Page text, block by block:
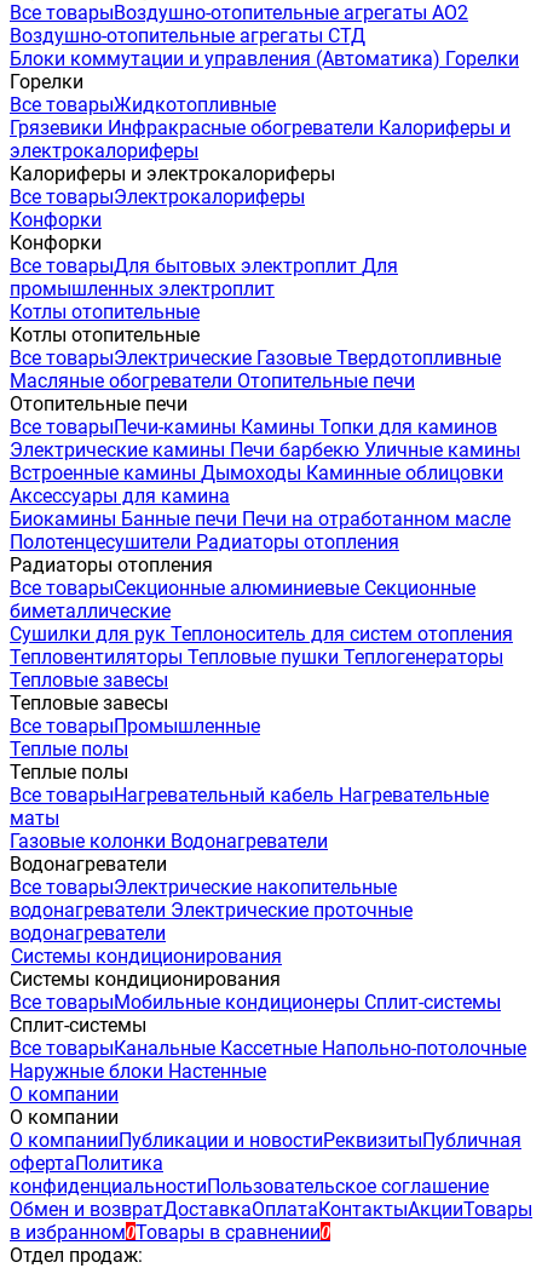
Все товарыВоздушно-отопительные агрегаты АО2
Воздушно-отопительные агрегаты СТД
Блоки коммутации и управления (Автоматика) Горелки
Горелки
Все товарыЖидкотопливные
Грязевики Инфракрасные обогреватели Калориферы и
электрокалориферы
Калориферы и электрокалориферы
Все товарыЭлектрокалориферы
Конфорки
Конфорки
Все товарыДля бытовых электроплит Для
промышленных электроплит
Котлы отопительные
Котлы отопительные
Все товарыЭлектрические Газовые Твердотопливные
Масляные обогреватели Отопительные печи
Отопительные печи
Все товарыПечи-камины Камины Топки для каминов
Электрические камины Печи барбекю Уличные камины
Встроенные камины Дымоходы Каминные облицовки
Аксессуары для камина
Биокамины Банные печи Печи на отработанном масле
Полотенцесушители Радиаторы отопления
Радиаторы отопления
Все товарыСекционные алюминиевые Секционные
биметаллические
Сушилки для рук Теплоноситель для систем отопления
Тепловентиляторы Тепловые пушки Теплогенераторы
Тепловые завесы
Тепловые завесы
Все товарыПромышленные
Теплые полы
Теплые полы
Все товарыНагревательный кабель Нагревательные
маты
Газовые колонки Водонагреватели
Водонагреватели
Все товарыЭлектрические накопительные
водонагреватели Электрические проточные
водонагреватели
Системы кондиционирования
Системы кондиционирования
Все товарыМобильные кондиционеры Сплит-системы
Сплит-системы
Все товарыКанальные Кассетные Напольно-потолочные
Наружные блоки Настенные
О компании
О компании
О компанииПубликации и новостиРеквизитыПубличная
офертаПолитика
конфиденциальностиПользовательское соглашение
Обмен и возвратДоставкаОплатаКонтактыАкцииТовары
в избранном0Товары в сравнении0
Отдел продаж: